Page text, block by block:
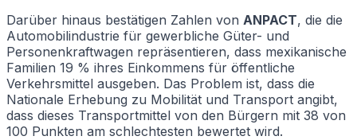
Darüber hinaus bestätigen Zahlen von ANPACT, die die
Automobilindustrie für gewerbliche Güter- und
Personenkraftwagen repräsentieren, dass mexikanische
Familien 19 % ihres Einkommens für öffentliche
Verkehrsmittel ausgeben. Das Problem ist, dass die
Nationale Erhebung zu Mobilität und Transport angibt,
dass dieses Transportmittel von den Bürgern mit 38 von
100 Punkten am schlechtesten bewertet wird.